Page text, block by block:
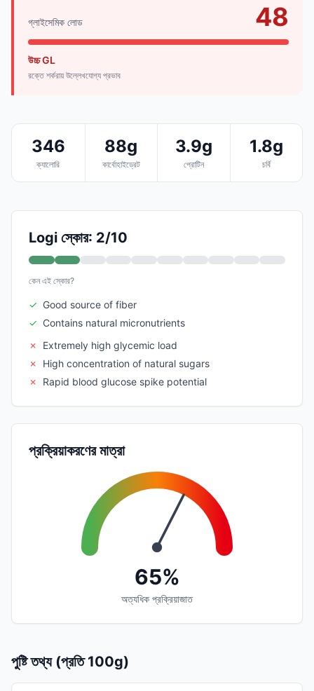
গ্লাইসেমিক লোড 48
উচ্চ GL
রক্তে শর্করায় উল্লেখযোগ্য প্রভাব
346
ক্যালোরি
88g
কার্বোহাইড্রেট
3.9g
প্রোটিন
1.8g
চর্বি
Logi স্কোর: 2/10
কেন এই স্কোর?
✓ Good source of fiber
✓ Contains natural micronutrients
✗
Extremely high glycemic load
✗
High concentration of natural sugars
✗
Rapid blood glucose spike potential
প্রক্রিয়াকরণের মাত্রা
65%
অত্যধিক প্রক্রিয়াজাত
পুষ্টি তথ্য (প্রতি 100g)